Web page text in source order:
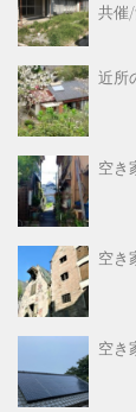
共催/
近所
空き
空き
空き